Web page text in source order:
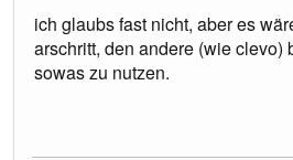
ich glaubs fast nicht, aber es
arschritt, den andere (wie clevo)
sowas zu nutzen.